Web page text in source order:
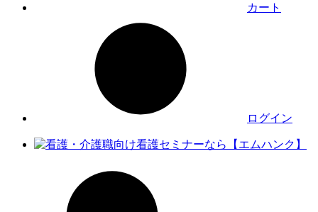
カート
ログイン